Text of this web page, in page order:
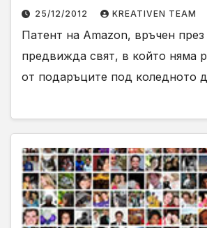
25/12/2012 KREATIVEN TEAM
Патент на Amazon, връчен през
предвижда свят, в който няма
от подаръците под коледното